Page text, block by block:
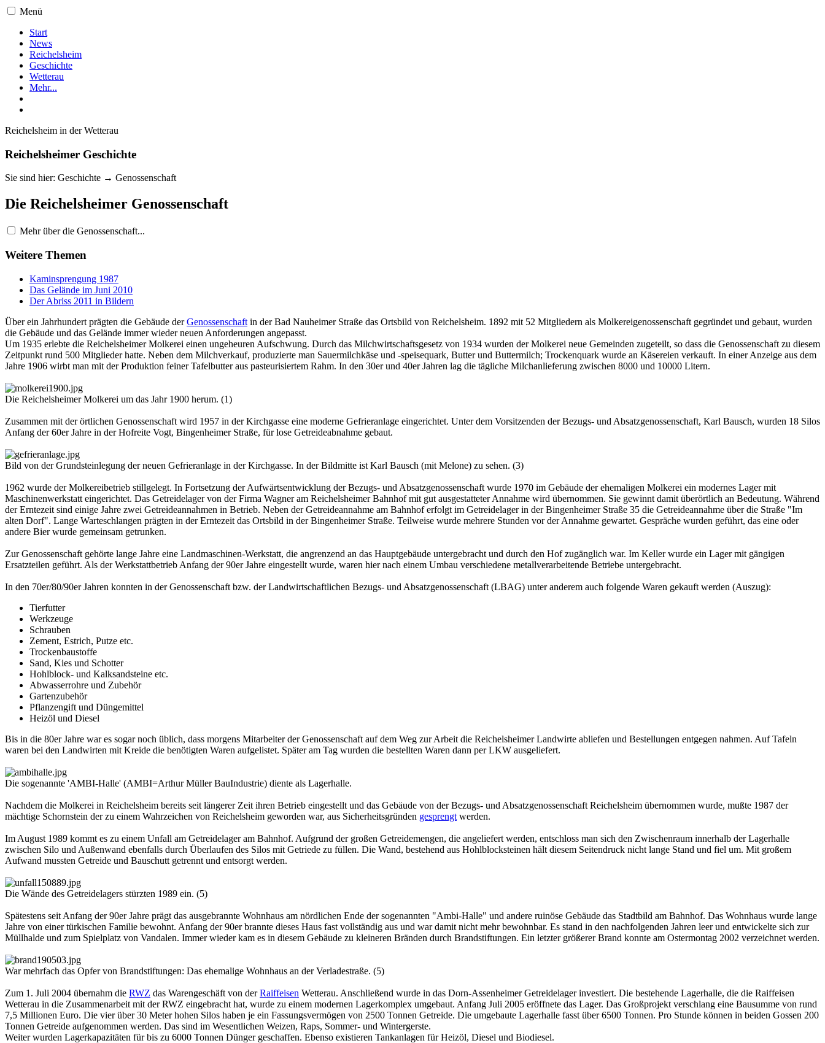
Menü
Start
News
Reichelsheim
Geschichte
Wetterau
Mehr...
Reichelsheim in der Wetterau
Reichelsheimer Geschichte
Sie sind hier: Geschichte → Genossenschaft
Die Reichelsheimer Genossenschaft
Mehr über die Genossenschaft...
Weitere Themen
Kaminsprengung 1987
Das Gelände im Juni 2010
Der Abriss 2011 in Bildern
Über ein Jahrhundert prägten die Gebäude derGenossenschaft in der Bad Nauheimer Straße das Ortsbild von Reichelsheim. 1892 mit 52 Mitgliedern als Molkereigenossenschaft gegründet und gebaut, wurden
die Gebäude und das Gelände immer wieder neuen Anforderungen angepasst.
Um 1935 erlebte die Reichelsheimer Molkerei einen ungeheuren Aufschwung. Durch das Milchwirtschaftsgesetz von 1934 wurden der Molkerei neue Gemeinden zugeteilt, so dass die Genossenschaft zu diesem
Zeitpunkt rund 500 Mitglieder hatte. Neben dem Milchverkauf, produzierte man Sauermilchkäse und -speisequark, Butter und Buttermilch; Trockenquark wurde an Käsereien verkauft. In einer Anzeige aus dem
Jahre 1906 wirbt man mit der Produktion feiner Tafelbutter aus pasteurisiertem Rahm. In den 30er und 40er Jahren lag die tägliche Milchanlieferung zwischen 8000 und 10000 Litern.
Die Reichelsheimer Molkerei um das Jahr 1900 herum. (1)
Zusammen mit der örtlichen Genossenschaft wird 1957 in der Kirchgasse eine moderne Gefrieranlage eingerichtet. Unter dem Vorsitzenden der Bezugs- und Absatzgenossenschaft, Karl Bausch, wurden 18 Silos
Anfang der 60er Jahre in der Hofreite Vogt, Bingenheimer Straße, für lose Getreideabnahme gebaut.
Bild von der Grundsteinlegung der neuen Gefrieranlage in der Kirchgasse. In der Bildmitte ist Karl Bausch (mit Melone) zu sehen. (3)
1962 wurde der Molkereibetrieb stillgelegt. In Fortsetzung der Aufwärtsentwicklung der Bezugs- und Absatzgenossenschaft wurde 1970 im Gebäude der ehemaligen Molkerei ein modernes Lager mit
Maschinenwerkstatt eingerichtet. Das Getreidelager von der Firma Wagner am Reichelsheimer Bahnhof mit gut ausgestatteter Annahme wird übernommen. Sie gewinnt damit überörtlich an Bedeutung. Während
der Erntezeit sind einige Jahre zwei Getreideannahmen in Betrieb. Neben der Getreideannahme am Bahnhof erfolgt im Getreidelager in der Bingenheimer Straße 35 die Getreideannahme über die Straße "Im
alten Dorf". Lange Warteschlangen prägten in der Erntezeit das Ortsbild in der Bingenheimer Straße. Teilweise wurde mehrere Stunden vor der Annahme gewartet. Gespräche wurden geführt, das eine oder
andere Bier wurde gemeinsam getrunken.
Zur Genossenschaft gehörte lange Jahre eine Landmaschinen-Werkstatt, die angrenzend an das Hauptgebäude untergebracht und durch den Hof zugänglich war. Im Keller wurde ein Lager mit gängigen
Ersatzteilen geführt. Als der Werkstattbetrieb Anfang der 90er Jahre eingestellt wurde, waren hier nach einem Umbau verschiedene metallverarbeitende Betriebe untergebracht.
In den 70er/80/90er Jahren konnten in der Genossenschaft bzw. der Landwirtschaftlichen Bezugs- und Absatzgenossenschaft (LBAG) unter anderem auch folgende Waren gekauft werden (Auszug):
Tierfutter
Werkzeuge
Schrauben
Zement, Estrich, Putze etc.
Trockenbaustoffe
Sand, Kies und Schotter
Hohlblock- und Kalksandsteine etc.
Abwasserrohre und Zubehör
Gartenzubehör
Pflanzengift und Düngemittel
Heizöl und Diesel
Bis in die 80er Jahre war es sogar noch üblich, dass morgens Mitarbeiter der Genossenschaft auf dem Weg zur Arbeit die Reichelsheimer Landwirte abliefen und Bestellungen entgegen nahmen. Auf Tafeln
waren bei den Landwirten mit Kreide die benötigten Waren aufgelistet. Später am Tag wurden die bestellten Waren dann per LKW ausgeliefert.
Die sogenannte 'AMBI-Halle' (AMBI=Arthur Müller BauIndustrie) diente als Lagerhalle.
Nachdem die Molkerei in Reichelsheim bereits seit längerer Zeit ihren Betrieb eingestellt und das Gebäude von der Bezugs- und Absatzgenossenschaft Reichelsheim übernommen wurde, mußte 1987 der
mächtige Schornstein der zu einem Wahrzeichen von Reichelsheim geworden war, aus Sicherheitsgründen gesprengt werden.
Im August 1989 kommt es zu einem Unfall am Getreidelager am Bahnhof. Aufgrund der großen Getreidemengen, die angeliefert werden, entschloss man sich den Zwischenraum innerhalb der Lagerhalle
zwischen Silo und Außenwand ebenfalls durch Überlaufen des Silos mit Getriede zu füllen. Die Wand, bestehend aus Hohlblocksteinen hält diesem Seitendruck nicht lange Stand und fiel um. Mit großem
Aufwand mussten Getreide und Bauschutt getrennt und entsorgt werden.
Die Wände des Getreidelagers stürzten 1989 ein. (5)
Spätestens seit Anfang der 90er Jahre prägt das ausgebrannte Wohnhaus am nördlichen Ende der sogenannten "Ambi-Halle" und andere ruinöse Gebäude das Stadtbild am Bahnhof. Das Wohnhaus wurde lange
Jahre von einer türkischen Familie bewohnt. Anfang der 90er brannte dieses Haus fast vollständig aus und war damit nicht mehr bewohnbar. Es stand in den nachfolgenden Jahren leer und entwickelte sich zur
Müllhalde und zum Spielplatz von Vandalen. Immer wieder kam es in diesem Gebäude zu kleineren Bränden durch Brandstiftungen. Ein letzter größerer Brand konnte am Ostermontag 2002 verzeichnet werden.
War mehrfach das Opfer von Brandstiftungen: Das ehemalige Wohnhaus an der Verladestraße. (5)
Zum 1. Juli 2004 übernahm die RWZ das Warengeschäft von derRaiffeisen Wetterau. Anschließend wurde in das Dorn-Assenheimer Getreidelager investiert. Die bestehende Lagerhalle, die die Raiffeisen
Wetterau in die Zusammenarbeit mit der RWZ eingebracht hat, wurde zu einem modernen Lagerkomplex umgebaut. Anfang Juli 2005 eröffnete das Lager. Das Großprojekt verschlang eine Bausumme von rund
7,5 Millionen Euro. Die vier über 30 Meter hohen Silos haben je ein Fassungsvermögen von 2500 Tonnen Getreide. Die umgebaute Lagerhalle fasst über 6500 Tonnen. Pro Stunde können in beiden Gossen 200
Tonnen Getreide aufgenommen werden. Das sind im Wesentlichen Weizen, Raps, Sommer- und Wintergerste.
Weiter wurden Lagerkapazitäten für bis zu 6000 Tonnen Dünger geschaffen. Ebenso existieren Tankanlagen für Heizöl, Diesel und Biodiesel.